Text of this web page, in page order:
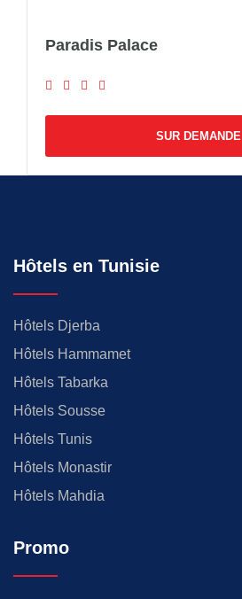
Paradis Palace
SUR DEMANDE
Hôtels en Tunisie
Hôtels Djerba
Hôtels Hammamet
Hôtels Tabarka
Hôtels Sousse
Hôtels Tunis
Hôtels Monastir
Hôtels Mahdia
Promo